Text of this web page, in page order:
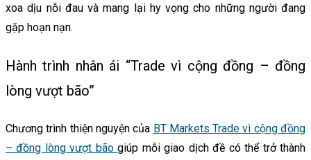
xoa dịu nỗi đau và mang lại hy vọng cho những người đang
gặp hoạn nạn.
Hành trình nhân ái “Trade vì cộng đồng – đồng
lòng vượt bão”
Chương trình thiện nguyện của BT Markets Trade vì cộng đồng
– đồng lòng vượt bãogiúp mỗi giao dịch đề có thể trở thành